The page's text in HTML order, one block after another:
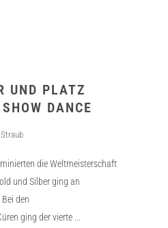
UND PLATZ
DANCE
die Weltmeisterschaft
und Silber ging an
den
ging der vierte